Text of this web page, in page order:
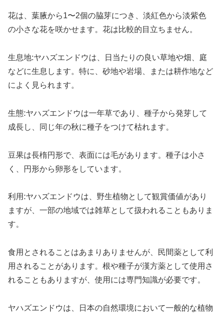
花は、葉腋から1〜2個の脇芽につき、淡紅色から淡紫色
の小さな花を咲かせます。花は比較的目立ちません。
生息地:ヤハズエンドウは、日当たりの良い草地や畑、庭
などに生息します。特に、砂地や岩場、または耕作地など
によく見られます。
生態:ヤハズエンドウは一年草であり、種子から発芽して
成長し、同じ年の秋に種子をつけて枯れます。
豆果は長楕円形で、表面には毛があります。種子は小さ
く、円形から卵形をしています。
利用:ヤハズエンドウは、野生植物として観賞価値があり
ますが、一部の地域では雑草として扱われることもありま
す。
食用とされることはあまりありませんが、民間薬として利
用されることがあります。根や種子が漢方薬として使用さ
れることもありますが、使用には専門知識が必要です。
ヤハズエンドウは、日本の自然環境において一般的な植物